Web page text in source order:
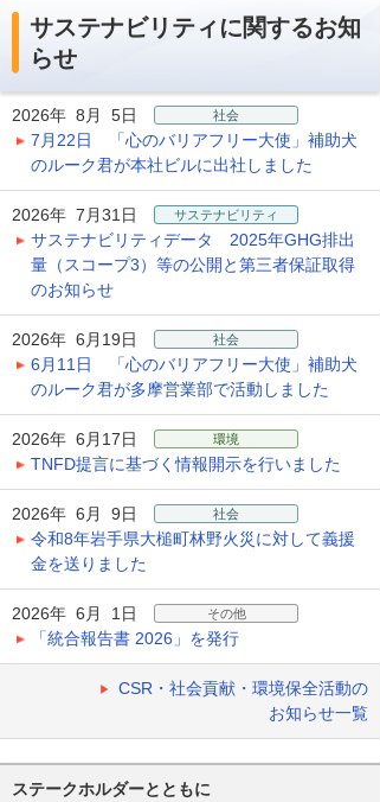
サステナビリティに関するお知
らせ
2026年 8月 5日 社会
7月22日 「心のバリアフリー大使」補助犬
のルーク君が本社ビルに出社しました
2026年 7月31日 サステナビリティ
サステナビリティデータ 2025年GHG排出
量（スコープ3）等の公開と第三者保証取得
のお知らせ
2026年 6月19日 社会
6月11日 「心のバリアフリー大使」補助犬
のルーク君が多摩営業部で活動しました
2026年 6月17日 環境
TNFD提言に基づく情報開示を行いました
2026年 6月 9日 社会
令和8年岩手県大槌町林野火災に対して義援
金を送りました
2026年 6月 1日 その他
「統合報告書 2026」を発行
CSR・社会貢献・環境保全活動の
お知らせ一覧
ステークホルダーとともに